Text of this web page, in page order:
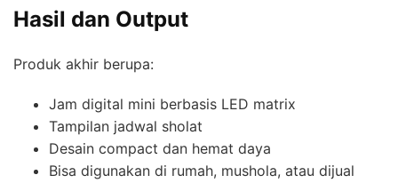
Hasil dan Output
Produk akhir berupa:
Jam digital mini berbasis LED matrix
Tampilan jadwal sholat
Desain compact dan hemat daya
Bisa digunakan di rumah, mushola, atau dijual